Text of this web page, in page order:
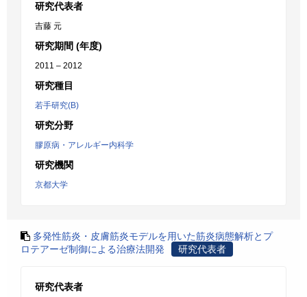
研究代表者
吉藤 元
研究期間 (年度)
2011 – 2012
研究種目
若手研究(B)
研究分野
膠原病・アレルギー内科学
研究機関
京都大学
多発性筋炎・皮膚筋炎モデルを用いた筋炎病態解析とプ
ロテアーゼ制御による治療法開発
研究代表者
研究代表者